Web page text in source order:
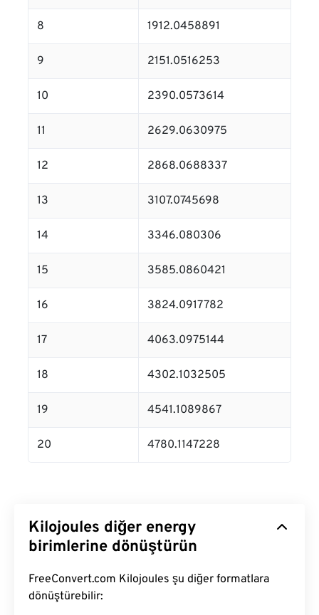
8 1912.0458891
9 2151.0516253
10 2390.0573614
11 2629.0630975
12 2868.0688337
13 3107.0745698
14 3346.080306
15 3585.0860421
16 3824.0917782
17 4063.0975144
18 4302.1032505
19 4541.1089867
20 4780.1147228
Kilojoules diğer energy
birimlerine dönüştürün
FreeConvert.com Kilojoules şu diğer formatlara
dönüştürebilir: